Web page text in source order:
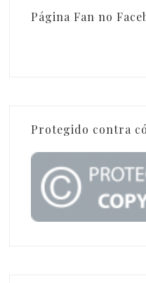
Página Fan no
Protegido contra